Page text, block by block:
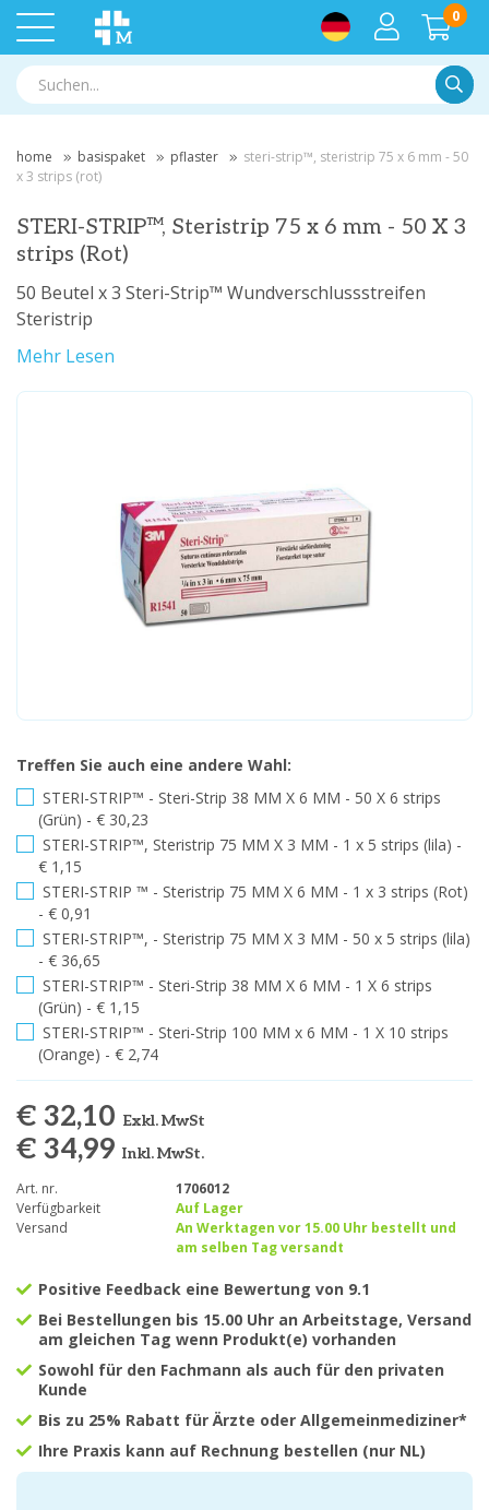
0
home basispaket pflaster
steri-strip™, steristrip 75 x 6 mm - 50
x 3 strips (rot)
STERI-STRIP™, Steristrip 75 x 6 mm - 50 X 3
strips (Rot)
50 Beutel x 3 Steri-Strip™ Wundverschlussstreifen
Steristrip
Mehr Lesen
Treffen Sie auch eine andere Wahl:
STERI-STRIP™ - Steri-Strip 38 MM X 6 MM - 50 X 6 strips
(Grün) - € 30,23
STERI-STRIP™, Steristrip 75 MM X 3 MM - 1 x 5 strips (lila) -
€ 1,15
STERI-STRIP ™ - Steristrip 75 MM X 6 MM - 1 x 3 strips (Rot)
- € 0,91
STERI-STRIP™, - Steristrip 75 MM X 3 MM - 50 x 5 strips (lila)
- € 36,65
STERI-STRIP™ - Steri-Strip 38 MM X 6 MM - 1 X 6 strips
(Grün) - € 1,15
STERI-STRIP™ - Steri-Strip 100 MM x 6 MM - 1 X 10 strips
(Orange) - € 2,74
€ 32,10 Exkl. MwSt
€ 34,99 Inkl. MwSt.
Art. nr.
1706012
Verfügbarkeit
Auf Lager
Versand
An Werktagen vor 15.00 Uhr bestellt und
am selben Tag versandt
Positive Feedback eine Bewertung von 9.1
Bei Bestellungen bis 15.00 Uhr an Arbeitstage, Versand
am gleichen Tag wenn Produkt(e) vorhanden
Sowohl für den Fachmann als auch für den privaten
Kunde
Bis zu 25% Rabatt für Ärzte oder Allgemeinmediziner*
Ihre Praxis kann auf Rechnung bestellen (nur NL)